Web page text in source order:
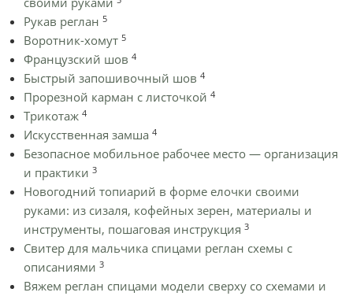
Рукав реглан 5
Воротник-хомут 5
Французский шов 4
Быстрый запошивочный шов 4
Прорезной карман с листочкой 4
Трикотаж 4
Искусственная замша 4
Безопасное мобильное рабочее место — организация
и практики 3
Новогодний топиарий в форме елочки своими
руками: из сизаля, кофейных зерен, материалы и
инструменты, пошаговая инструкция 3
Cвитер для мальчика спицами реглан схемы с
описаниями 3
Вяжем реглан спицами модели сверху со схемами и